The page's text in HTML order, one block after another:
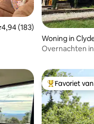
beoordeling van
4,94 (183)
Woning in
Overnachten
Topfavoriet
Favoriet